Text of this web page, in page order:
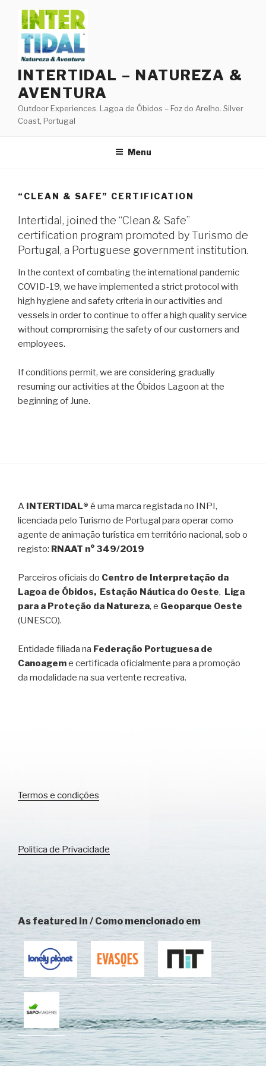
content
INTERTIDAL – NATUREZA &
AVENTURA
Outdoor Experiences. Lagoa de Óbidos – Foz do Arelho. Silver
Coast, Portugal
Menu
“CLEAN & SAFE” CERTIFICATION
Intertidal, joined the “Clean & Safe”
certification program promoted by Turismo de
Portugal, a Portuguese government institution.
In the context of combating the international pandemic
COVID-19, we have implemented a strict protocol with
high hygiene and safety criteria in our activities and
vessels in order to continue to offer a high quality service
without compromising the safety of our customers and
employees.
If conditions permit, we are considering gradually
resuming our activities at the Óbidos Lagoon at the
beginning of June.
A INTERTIDAL® é uma marca registada no INPI,
licenciada pelo Turismo de Portugal para operar como
agente de animação turística em território nacional, sob o
registo: RNAAT n° 349/2019
Parceiros oficiais do Centro de Interpretação da
Lagoa de Óbidos, Estação Náutica do Oeste, Liga
para a Proteção da Natureza, e Geoparque Oeste
(UNESCO).
Entidade filiada na Federação Portuguesa de
Canoageme certificada oficialmente para a promoção
da modalidade na sua vertente recreativa.
Termos e condições
Politica de Privacidade
As featured in / Como mencionado em